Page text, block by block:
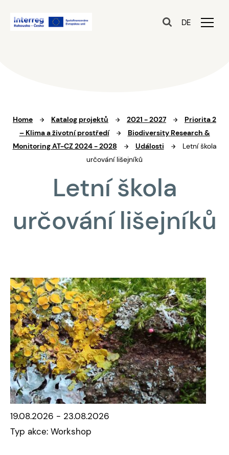
DE
Home Katalog projektů 2021 - 2027
Priorita 2
– Klima a životní prostředí
Biodiversity Research &
Monitoring AT-CZ 2024 - 2028
Události
Letní škola
určování lišejníků
Letní škola
určování lišejníků
19.08.2026 - 23.08.2026
Typ akce: Workshop